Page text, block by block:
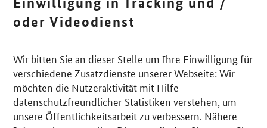
oder Videodienst
Wir bitten Sie an dieser Stelle um Ihre Einwilligung für
verschiedene Zusatzdienste unserer Webseite: Wir
möchten die Nutzeraktivität mit Hilfe
datenschutzfreundlicher Statistiken verstehen, um
unsere Öffentlichkeitsarbeit zu verbessern. Nähere